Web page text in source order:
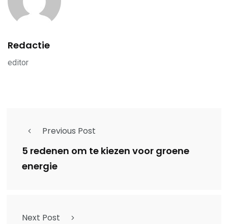
Redactie
editor
Previous Post
5 redenen om te kiezen voor groene
energie
Next Post